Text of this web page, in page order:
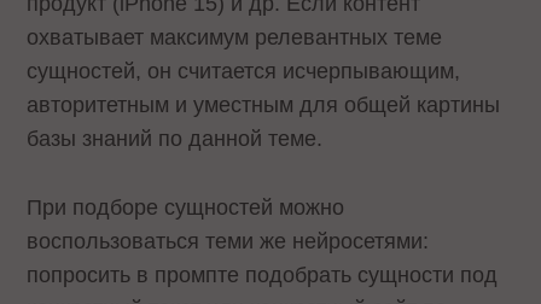
охватывает максимум релевантных теме
сущностей, он считается исчерпывающим,
авторитетным и уместным для общей картины
базы знаний по данной теме.
При подборе сущностей можно
воспользоваться теми же нейросетями:
попросить в промпте подобрать сущности под